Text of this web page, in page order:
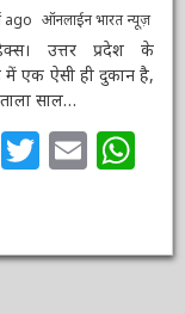
ऑनलाईन भारत
उत्तर प्रदेश के
में एक ऐसी ही दुकान
Twitter
Email